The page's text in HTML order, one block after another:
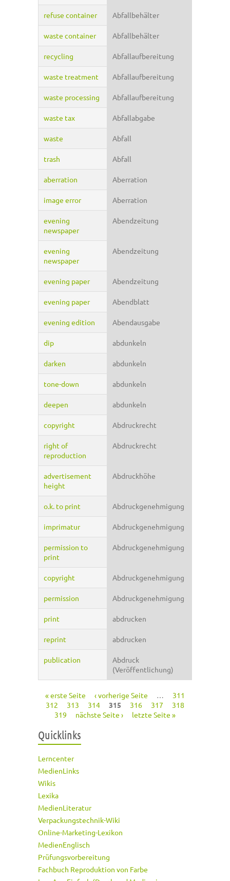
refuse container Abfallbehälter
waste container Abfallbehälter
recycling Abfallaufbereitung
waste treatment Abfallaufbereitung
waste processing Abfallaufbereitung
waste tax Abfallabgabe
waste Abfall
trash Abfall
aberration Aberration
image error Aberration
evening
newspaper
Abendzeitung
evening
newspaper
Abendzeitung
evening paper Abendzeitung
evening paper Abendblatt
evening edition Abendausgabe
dip abdunkeln
darken abdunkeln
tone-down abdunkeln
deepen abdunkeln
copyright Abdruckrecht
right of
reproduction
Abdruckrecht
advertisement
height
Abdruckhöhe
o.k. to print Abdruckgenehmigung
imprimatur Abdruckgenehmigung
permission to
print
Abdruckgenehmigung
copyright Abdruckgenehmigung
permission Abdruckgenehmigung
print abdrucken
reprint abdrucken
publication
Abdruck
(Veröffentlichung)
Seiten
« erste Seite ‹ vorherige Seite …
311
312
313 314 315 316 317
318
319
nächste Seite › letzte Seite »
Quicklinks
Lerncenter
MedienLinks
Wikis
Lexika
MedienLiteratur
Verpackungstechnik-Wiki
Online-Marketing-Lexikon
MedienEnglisch
Prüfungsvorbereitung
Fachbuch Reproduktion von Farbe